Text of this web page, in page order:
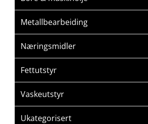
Metallbearbeiding
Næringsmidler
Fettutstyr
Vaskeutstyr
Ukategorisert